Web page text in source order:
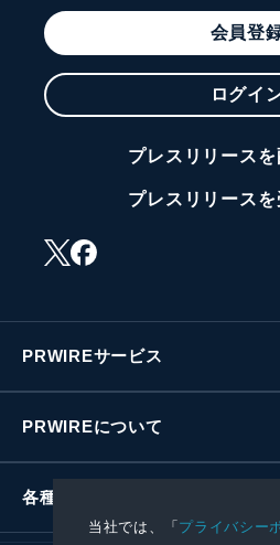
当社では、「プライバシー
会員登
ログイ
プレスリリースを
プレスリリースを
PRWIREサービス
PRWIREについて
各種お問い合わせ